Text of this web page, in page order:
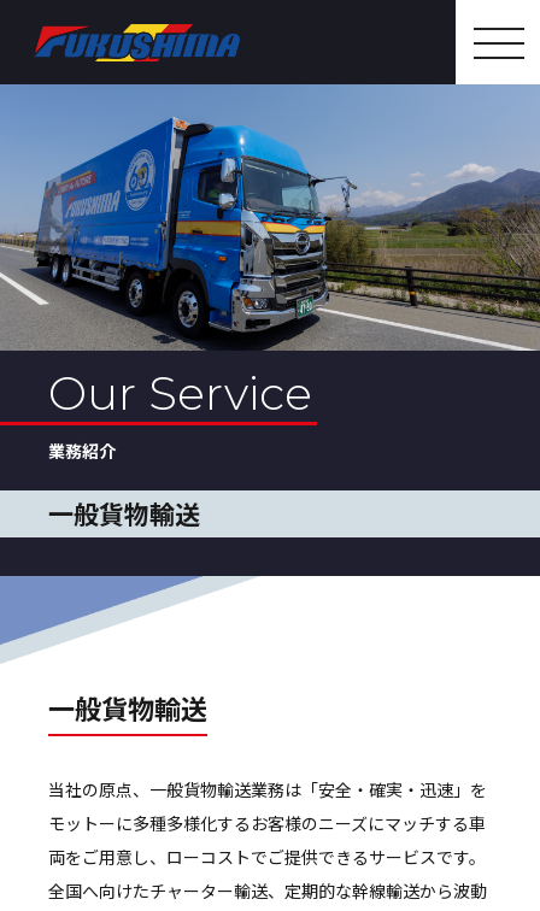
Our Service
業務紹介
一般貨物輸送
一般貨物輸送
当社の原点、一般貨物輸送業務は「安全・確実・迅速」を
モットーに多種多様化するお客様のニーズにマッチする車
両をご用意し、ローコストでご提供できるサービスです。
全国へ向けたチャーター輸送、定期的な幹線輸送から波動